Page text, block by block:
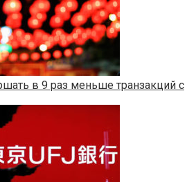
в 9 раз меньше транзакций с